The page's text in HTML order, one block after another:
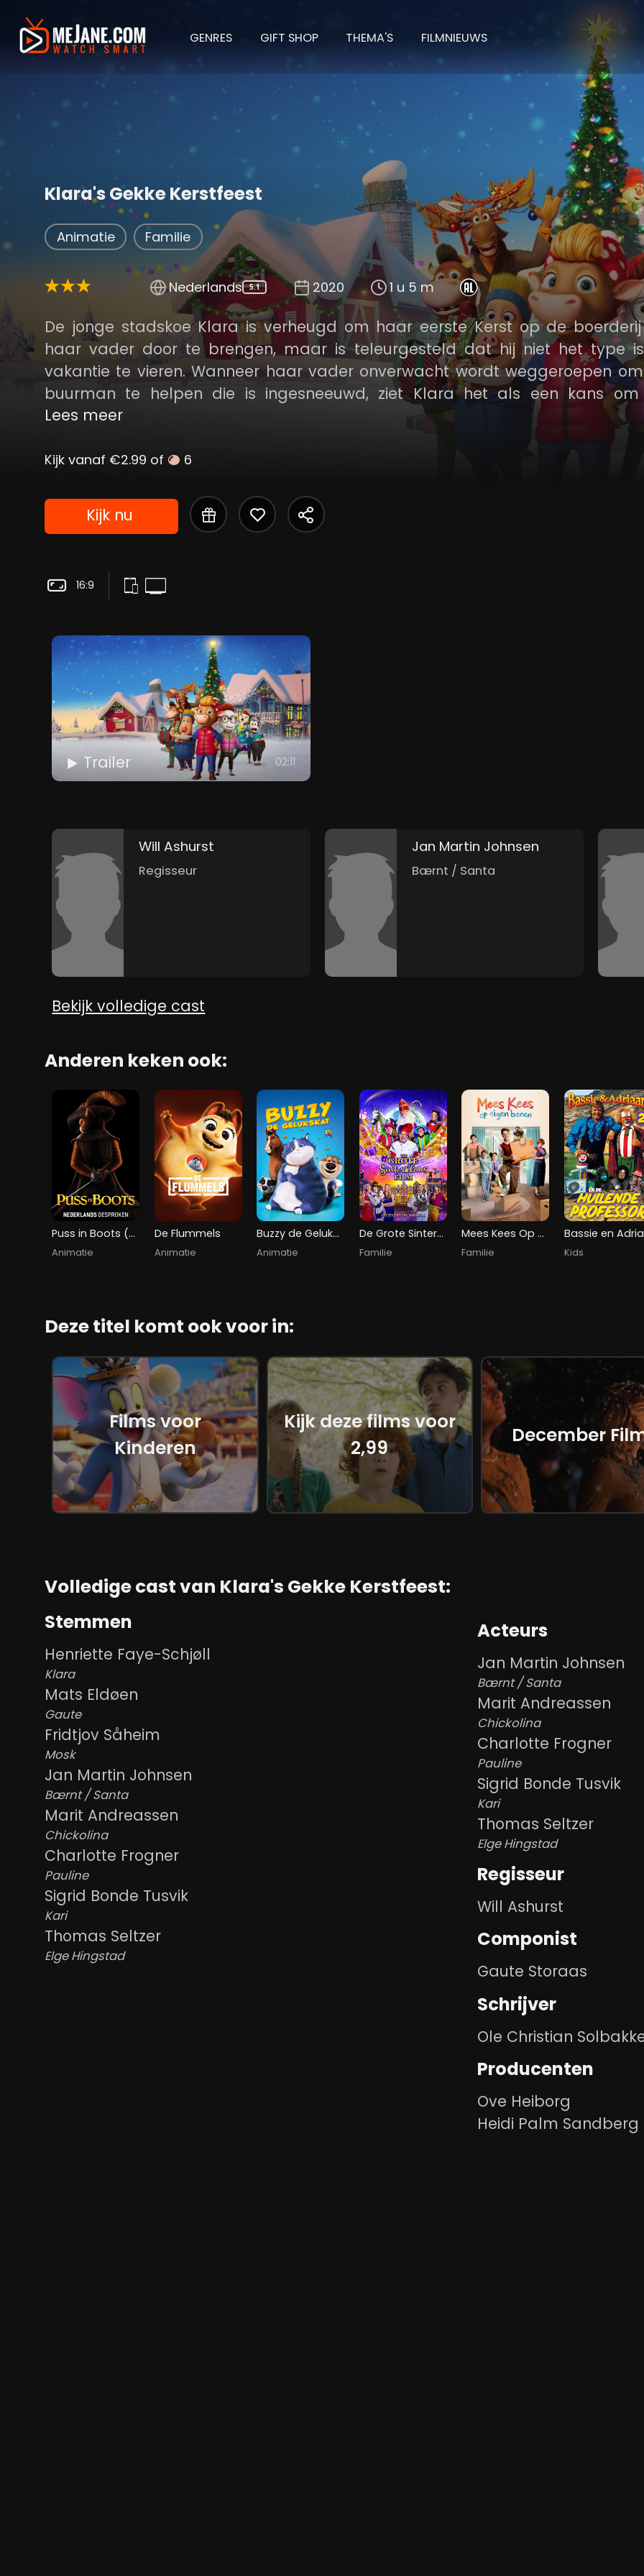
GENRES GIFT SHOP THEMA'S FILMNIEUWS
Klara's Gekke Kerstfeest
Animatie Familie
Nederlands 5.1 2020 1 u 5 m
De jonge stadskoe Klara is verheugd om haar eerste Kerst op de
haar vader door te brengen, maar is teleurgesteld dat hij niet het type
vakantie te vieren. Wanneer haar vader onverwacht wordt weggeroepen
buurman te helpen die is ingesneeuwd, ziet Klara het als een kans
kerstgevoel in Cattle Hill te brengen met de hulp van een brutale elf die
boerderij woont. Klara komt erachter dat het echt belangrijk is om met
samen te zijn.
Lees meer
Kijk vanaf €2.99 of 6
Kijk nu
16:9
Trailer 02:11
Will Ashurst
Regisseur
Jan Martin Johnsen
Bærnt / Santa
Bekijk volledige cast
Anderen keken ook:
Puss in Boots (NL)
Animatie
De Flummels
Animatie
Buzzy de Gelukskat
Animatie
De Grote Sinterklaasfilm: Stampij in de Bakkerij
Familie
Mees Kees Op Eigen Benen
Familie Kids
Deze titel komt ook voor in:
Films voor
Kinderen
Kijk deze films voor
2,99
December
Volledige cast van Klara's Gekke Kerstfeest:
Stemmen
Henriette Faye-Schjøll
Klara
Mats Eldøen
Gaute
Fridtjov Såheim
Mosk
Jan Martin Johnsen
Bærnt / Santa
Marit Andreassen
Chickolina
Charlotte Frogner
Pauline
Sigrid Bonde Tusvik
Kari
Thomas Seltzer
Elge Hingstad
Acteurs
Jan Martin Johnsen
Bærnt / Santa
Marit Andreassen
Chickolina
Charlotte Frogner
Pauline
Sigrid Bonde Tusvik
Kari
Thomas Seltzer
Elge Hingstad
Regisseur
Will Ashurst
Componist
Gaute Storaas
Schrijver
Ole Christian
Producenten
Ove Heiborg
Heidi Palm Sandberg